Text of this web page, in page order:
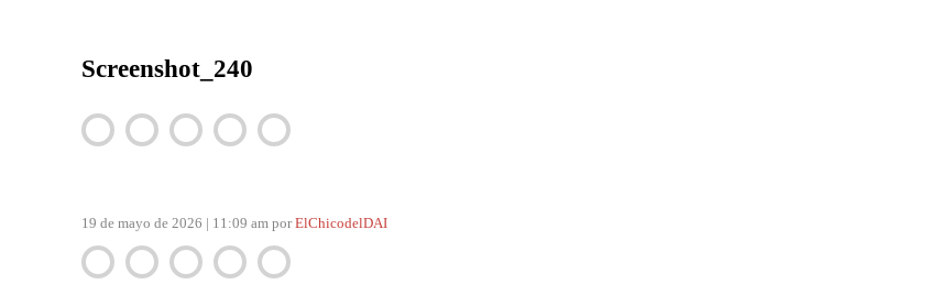
Screenshot_240
19 de mayo de 2026 | 11:09 amporElChicodelDAI